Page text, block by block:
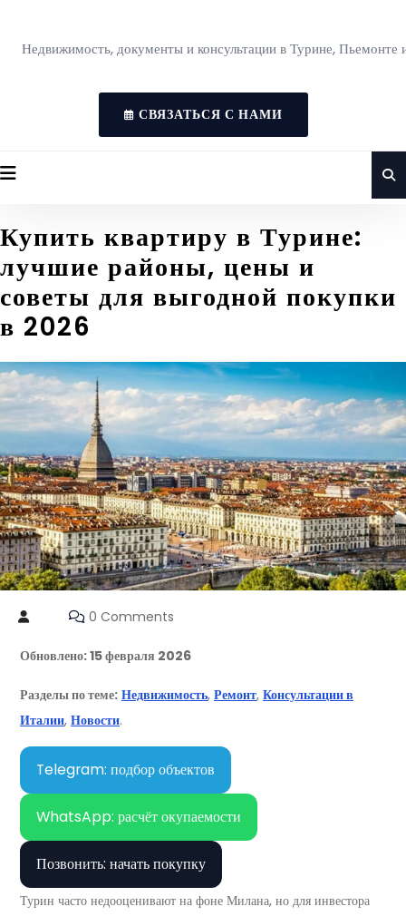
Недвижимость, документы и консультации в Турине, Пьемонте
СВЯЗАТЬСЯ С НАМИ
Купить квартиру в Турине:
лучшие районы, цены и
советы для выгодной покупки
в 2026
0 Comments
Обновлено: 15 февраля 2026
Разделы по теме: Недвижимость, Ремонт, Консультации в
Италии, Новости.
Telegram: подбор объектов
WhatsApp: расчёт окупаемости
Позвонить: начать покупку
Турин часто недооценивают на фоне Милана, но для инвестора